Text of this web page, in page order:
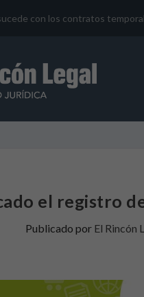
con los contratos
el registro
Publicado por El Rincón